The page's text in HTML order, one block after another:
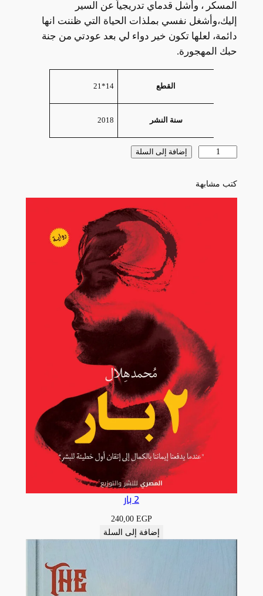
المسكر ، وأشل قدماي تدريجياً عن السير
إليك،وأشغل نفسي بملذات الحياة التي ظننت انها
دائمة، لعلها تكون خير دواء لي بعد عودتي من جنة
حبك المهجورة.
القطع
14*21
سنة النشر 2018
كمية
لنفسي
إضافة إلى السلة
كتب مشابهة
2 بار
240,00 EGP
إضافة إلى السلة